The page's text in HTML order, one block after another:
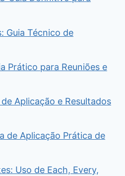
Guia Técnico de
Prático para Reuniões e
Aplicação e Resultados
de Aplicação Prática de
Uso de Each, Every,